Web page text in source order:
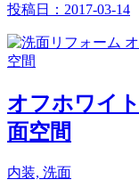
投稿日： 2017-03-14
オフホワイ
面空間
内装, 洗面